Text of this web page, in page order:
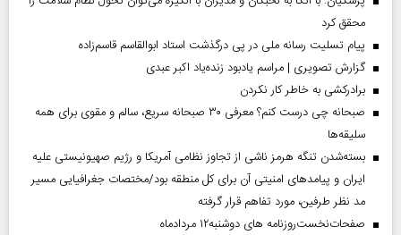
محقق کرد
پیام تسلیت رسانه ملی در پی درگذشت استاد ابوالقاسم قاسم‌زاده
گزارش تصویری | مراسم یادبود زنده‌یاد اکبر عبدی
برادرکشی به خاطر کار نکردن
صبحانه چی درست کنم؟ معرفی ۳۰ صبحانه سریع، سالم و مقوی برای همه
سلیقه‌ها
بسته‌شدن تنگه هرمز ناشی از تجاوز نظامی آمریکا و رژیم صهیونیستی علیه
ایران و پیامد‌های امنیتی آن برای کل منطقه بود/مختصات جغرافیایی مسیر
مد نظر طرفین، مورد تفاهم قرار گرفته
صفحات‌نخست‌روزنامه ها‌ی دوشنبه‌۱۲ مردادماه